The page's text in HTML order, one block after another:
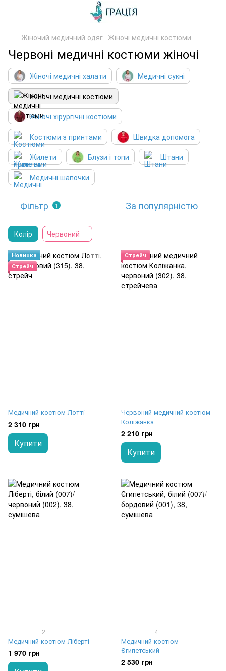
Жіночий медичний одяг Жіночі медичні костюми
Червоні медичні костюми жіночі
Жіночі медичні халати
Медичні сукні
Жіночі медичні костюми
Жіночі хірургічні костюми
Костюми з принтами
Швидка допомога
Жилети
Блузи і топи
Штани
Медичні шапочки
Фільтр 1 За популярністю
Колір Червоний
Новинка
Стрейч
Медичний костюм Лотті
2 310 грн
Купити
Стрейч
Червоний медичний костюм
Коліжанка
2 210 грн
Купити
2
Медичний костюм Ліберті
1 970 грн
4
Медичний костюм
Єгипетський
2 530 грн